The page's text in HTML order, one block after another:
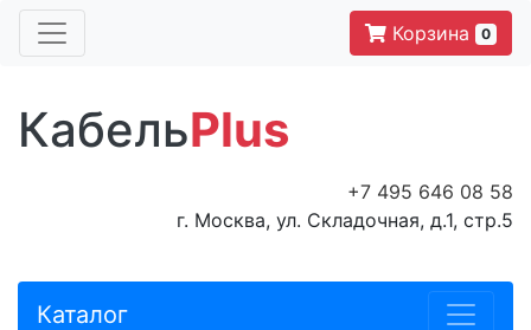
Корзина 0
КабельPlus
+7 495 646 08 58
г. Москва, ул. Складочная, д.1, стр.5
Каталог